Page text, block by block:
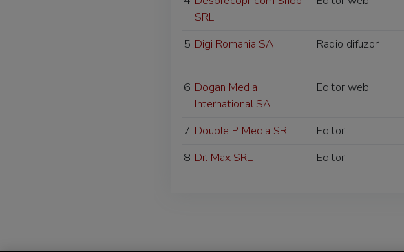
SRL
5 Digi Romania SA Radio difuzor
6 Dogan Media
International SA
Editor web
7 Double P Media SRL Editor
8 Dr. Max SRL Editor